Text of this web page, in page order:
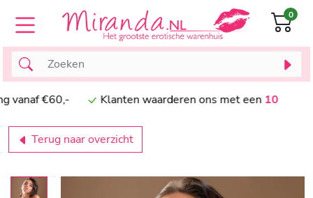
€60,- Klanten waarderen ons met een10
0
Terug naar overzicht